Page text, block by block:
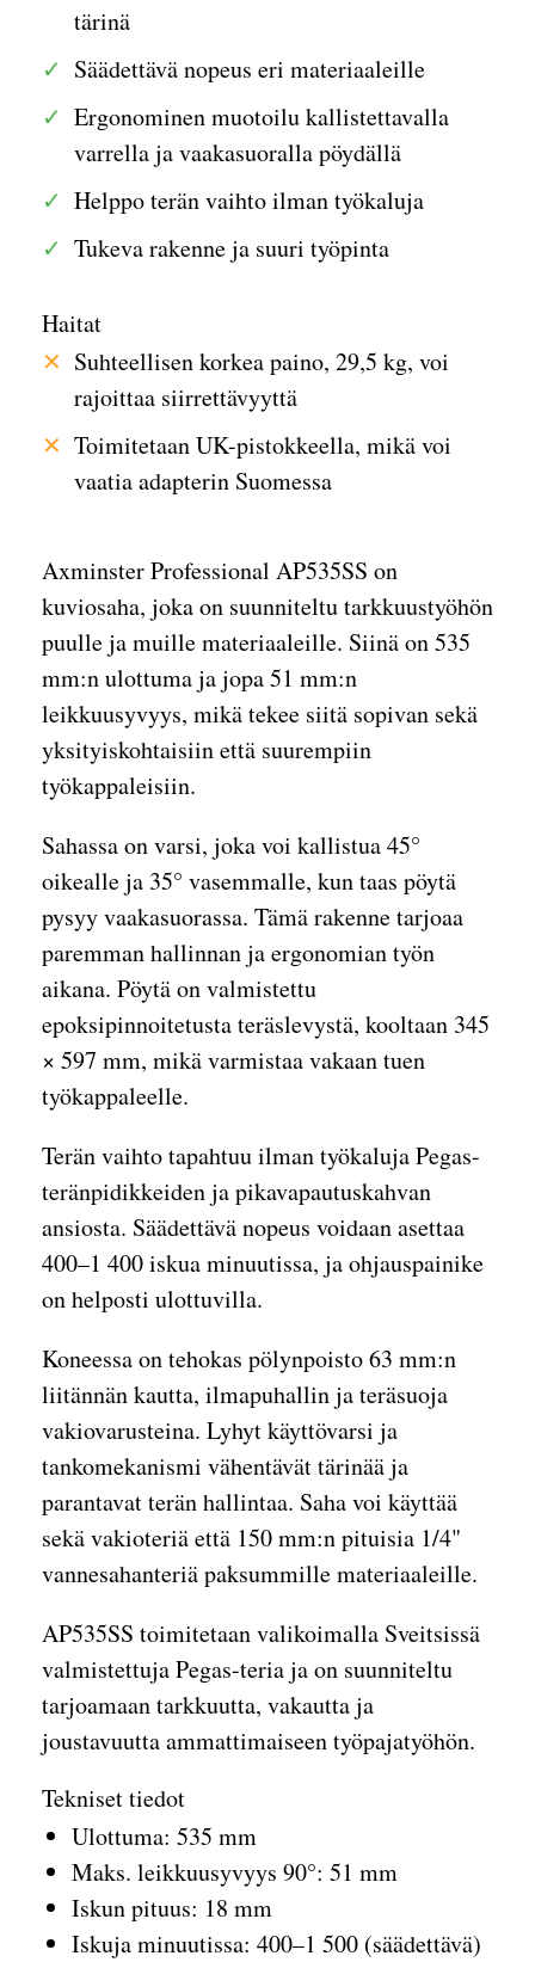
Axminster Professional AP535SS on
kuviosaha, joka on suunniteltu tarkkuustyöhön
puulle ja muille materiaaleille. Siinä on 535
mm:n ulottuma ja jopa 51 mm:n
leikkuusyvyys, mikä tekee siitä sopivan sekä
yksityiskohtaisiin että suurempiin
työkappaleisiin.
Sahassa on varsi, joka voi kallistua 45°
oikealle ja 35° vasemmalle, kun taas pöytä
pysyy vaakasuorassa. Tämä rakenne tarjoaa
paremman hallinnan ja ergonomian työn
aikana. Pöytä on valmistettu
epoksipinnoitetusta teräslevystä, kooltaan 345
× 597 mm, mikä varmistaa vakaan tuen
työkappaleelle.
Terän vaihto tapahtuu ilman työkaluja Pegas-
teränpidikkeiden ja pikavapautuskahvan
ansiosta. Säädettävä nopeus voidaan asettaa
400–1 400 iskua minuutissa, ja ohjauspainike
on helposti ulottuvilla.
Koneessa on tehokas pölynpoisto 63 mm:n
liitännän kautta, ilmapuhallin ja teräsuoja
vakiovarusteina. Lyhyt käyttövarsi ja
tankomekanismi vähentävät tärinää ja
parantavat terän hallintaa. Saha voi käyttää
sekä vakioteriä että 150 mm:n pituisia 1/4"
vannesahanteriä paksummille materiaaleille.
AP535SS toimitetaan valikoimalla Sveitsissä
valmistettuja Pegas-teria ja on suunniteltu
tarjoamaan tarkkuutta, vakautta ja
joustavuutta ammattimaiseen työpajatyöhön.
tärinä
Säädettävä nopeus eri materiaaleille
Ergonominen muotoilu kallistettavalla
varrella ja vaakasuoralla pöydällä
Helppo terän vaihto ilman työkaluja
Tukeva rakenne ja suuri työpinta
Haitat
Suhteellisen korkea paino, 29,5 kg, voi
rajoittaa siirrettävyyttä
Toimitetaan UK-pistokkeella, mikä voi
vaatia adapterin Suomessa
Tekniset tiedot
Ulottuma: 535 mm
Maks. leikkuusyvyys 90°: 51 mm
Iskun pituus: 18 mm
Iskuja minuutissa: 400–1 500 (säädettävä)